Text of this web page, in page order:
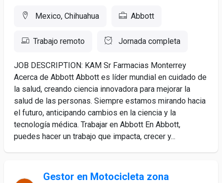
Mexico, Chihuahua Abbott
Trabajo remoto Jornada completa
JOB DESCRIPTION: KAM Sr Farmacias Monterrey
Acerca de Abbott Abbott es líder mundial en cuidado de
la salud, creando ciencia innovadora para mejorar la
salud de las personas. Siempre estamos mirando hacia
el futuro, anticipando cambios en la ciencia y la
tecnología médica. Trabajar en Abbott En Abbott,
puedes hacer un trabajo que impacta, crecer y...
Gestor en Motocicleta zona